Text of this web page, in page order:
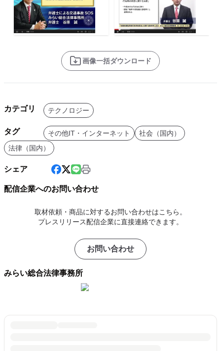
画像一括ダウンロード
カテゴリ テクノロジー
タグ その他IT・インターネット
社会（国内）
法律（国内）
シェア
配信企業へのお問い合わせ
取材依頼・商品に対するお問い合わせはこちら。
プレスリリース配信企業に直接連絡できます。
お問い合わせ
みらい総合法律事務所